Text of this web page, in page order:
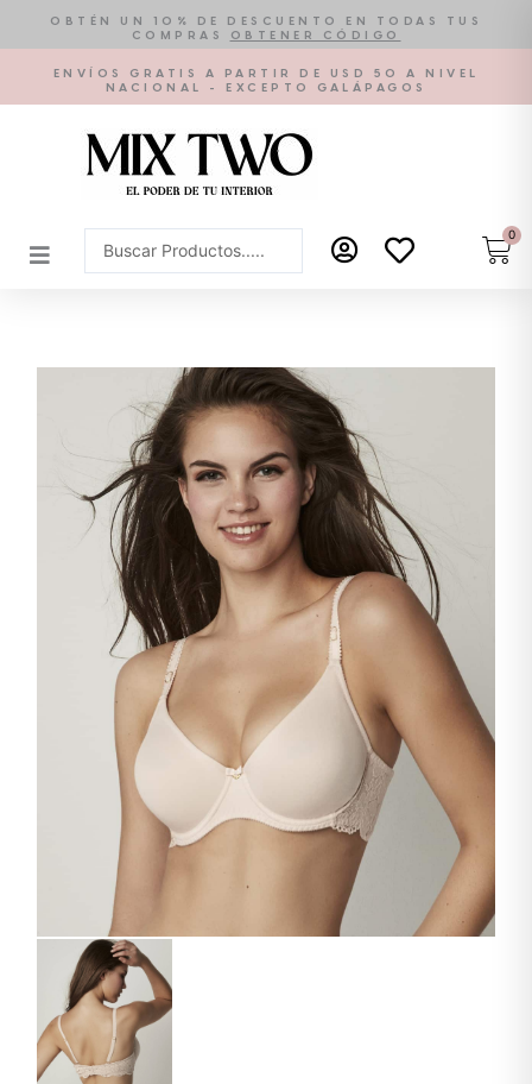
contenido
OBTÉN UN 10% DE DESCUENTO EN TODAS TUS
COMPRAS
OBTENER CÓDIGO
ENVÍOS GRATIS A PARTIR DE USD 50 A NIVEL
NACIONAL - EXCEPTO GALÁPAGOS
Search
...
0